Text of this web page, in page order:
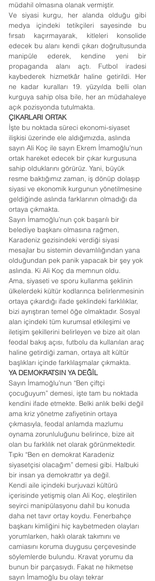
müdahil olmasına olanak vermiştir.
Ve siyasi kurgu, her alanda olduğu gibi
medya içindeki tetikçileri sayesinde bu
fırsatı kaçırmayarak, kitleleri konsolide
edecek bu alanı kendi çıkarı doğrultusunda
manipüle ederek, kendine yeni bir
propaganda alanı açtı. Futbol iradesi
kaybederek hizmetkâr haline getirildi. Her
ne kadar kuralları 19. yüzyılda belli olan
kurguya sahip olsa bile, her an müdahaleye
açık pozisyonda tutulmakta.
ÇIKARLARI ORTAK
İşte bu noktada süreci ekonomi-siyaset
ilişkisi üzerinde ele aldığımızda, aslında
sayın Ali Koç ile sayın Ekrem İmamoğlu’nun
ortak hareket edecek bir çıkar kurgusuna
sahip olduklarını görürüz. Yani, büyük
resme baktığımız zaman, iş dönüp dolaşıp
siyasi ve ekonomik kurgunun yönetilmesine
geldiğinde aslında farklarının olmadığı da
ortaya çıkmakta.
Sayın İmamoğlu’nun çok başarılı bir
belediye başkanı olmasına rağmen,
Karadeniz gezisindeki verdiği siyasi
mesajlar bu sistemin devamlılığından yana
olduğundan pek panik yapacak bir şey yok
aslında. Ki Ali Koç da memnun oldu.
Ama, siyaseti ve sporu kullanma şeklinin
ülkelerdeki kültür kodlarınca belirlenmesinin
ortaya çıkardığı ifade şeklindeki farklılıklar,
bizi ayrıştıran temel öğe olmaktadır. Sosyal
alan içindeki tüm kurumsal etkileşimi ve
iletişim şekillerini belirleyen ve bize ait olan
feodal bakış açısı, futbolu da kullanılan araç
haline getirdiği zaman, ortaya alt kültür
başlıkları içinde farklılaşmalar çıkmakta.
YA DEMOKRATSIN YA DEĞİL
Sayın İmamoğlu’nun “Ben çiftçi
çocuğuyum” demesi, işte tam bu noktada
kendini ifade etmekte. Belki anlık belki değil
ama kriz yönetme zafiyetinin ortaya
çıkmasıyla, feodal anlamda mazlumu
oynama zorunluluğunu belirince, bize ait
olan bu farklılık net olarak görünmektedir.
Tıpkı “Ben en demokrat Karadeniz
siyasetçisi olacağım” demesi gibi. Halbuki
bir insan ya demokrattır ya değil.
Kendi aile içindeki burjuvazi kültürü
içerisinde yetişmiş olan Ali Koç, eleştirilen
seyirci manipülasyonu dahil bu konuda
daha net tavır ortay koydu. Fenerbahçe
başkanı kimliğini hiç kaybetmeden olayları
yorumlarken, haklı olarak takımını ve
camiasını koruma duygusu çerçevesinde
söylemlerde bulundu. Kravat yorumu da
bunun bir parçasıydı. Fakat ne hikmetse
sayın İmamoğlu bu olayı tekrar